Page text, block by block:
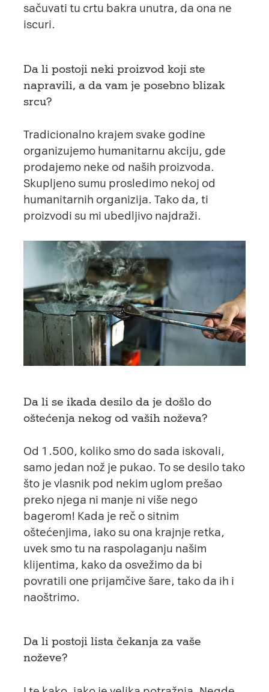
sačuvati tu crtu bakra unutra, da ona ne
iscuri.
Da li postoji neki proizvod koji ste
napravili, a da vam je posebno blizak
srcu?
Tradicionalno krajem svake godine
organizujemo humanitarnu akciju, gde
prodajemo neke od naših proizvoda.
Skupljeno sumu prosledimo nekoj od
humanitarnih organizija. Tako da, ti
proizvodi su mi ubedljivo najdraži.
Da li se ikada desilo da je došlo do
oštećenja nekog od vaših noževa?
Od 1.500, koliko smo do sada iskovali,
samo jedan nož je pukao. To se desilo tako
što je vlasnik pod nekim uglom prešao
preko njega ni manje ni više nego
bagerom! Kada je reč o sitnim
oštećenjima, iako su ona krajnje retka,
uvek smo tu na raspolaganju našim
klijentima, kako da osvežimo da bi
povratili one prijamčive šare, tako da ih i
naoštrimo.
Da li postoji lista čekanja za vaše
noževe?